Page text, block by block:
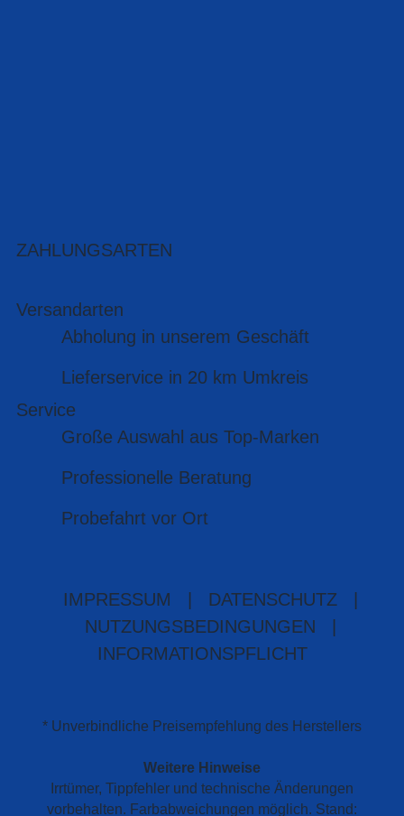
ZAHLUNGSARTEN
Versandarten
Abholung in unserem Geschäft
Lieferservice in 20 km Umkreis
Service
Große Auswahl aus Top-Marken
Professionelle Beratung
Probefahrt vor Ort
IMPRESSUM DATENSCHUTZ
NUTZUNGSBEDINGUNGEN
INFORMATIONSPFLICHT
* Unverbindliche Preisempfehlung des Herstellers
Weitere Hinweise
Irrtümer, Tippfehler und technische Änderungen
vorbehalten. Farbabweichungen möglich. Stand: